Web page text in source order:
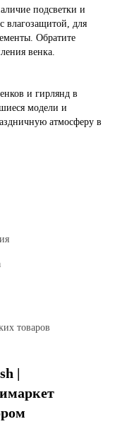
подсветки и
влагозащитой, для
Обратите
венка.
и гирлянд в
модели и
атмосферу в
товаров